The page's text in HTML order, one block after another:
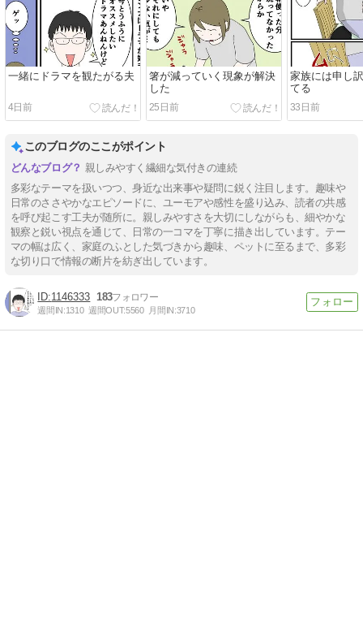
一緒にドラマを観たがる夫
4日前
箸が減っていく現象が解決
した
25日前
家族には申し
てる
33日前
このブログのここがポイント
親しみやすく繊細な気付きの連続
多彩なテーマを扱いつつ、身近な出来事や疑問に鋭く注目します。趣味や
日常のささやかなエピソードに、ユーモアや感性を盛り込み、読者の共感
を呼び起こす工夫が随所に。親しみやすさを大切にしながらも、細やかな
観察と鋭い視点を通じて、日常の一コマを丁寧に描き出しています。テー
マの幅は広く、家庭のふとした気づきから趣味、ペットに至るまで、多彩
な切り口で情報の断片を紡ぎ出しています。
1146333 183
週間IN:1310 週間OUT:5560 月間IN:3710